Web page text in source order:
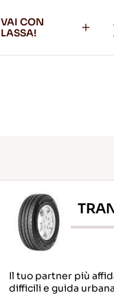
VAI CON
LASSA!
Il tuo partner più
difficili e guida